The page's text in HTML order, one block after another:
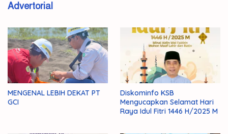
Advertorial
MENGENAL LEBIH DEKAT PT
GCI
Diskominfo KSB
Mengucapkan Selamat Hari
Raya Idul Fitri 1446 H/2025 M